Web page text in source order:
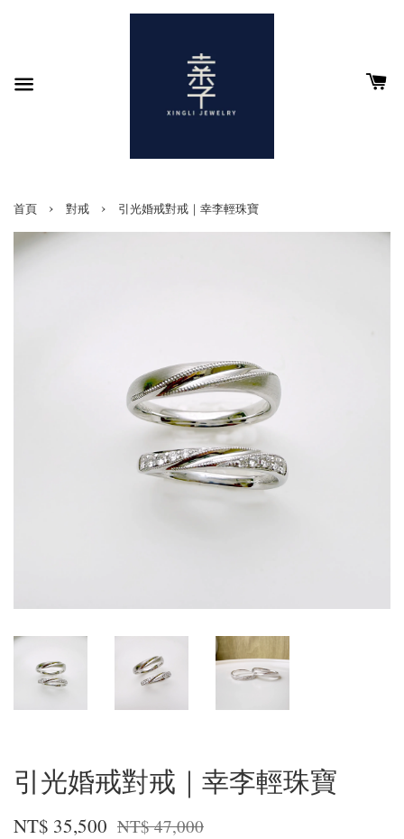
首頁 › 對戒 › 引光婚戒對戒｜幸李輕珠寶
引光婚戒對戒｜幸李輕珠寶
NT$ 35,500 NT$ 47,000